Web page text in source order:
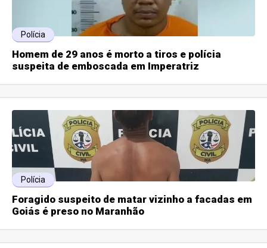
Polícia
Homem de 29 anos é morto a tiros e polícia
suspeita de emboscada em Imperatriz
Polícia
Foragido suspeito de matar vizinho a facadas em
Goiás é preso no Maranhão